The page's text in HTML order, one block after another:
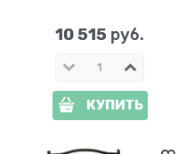
10 515 руб.
КУПИТЬ